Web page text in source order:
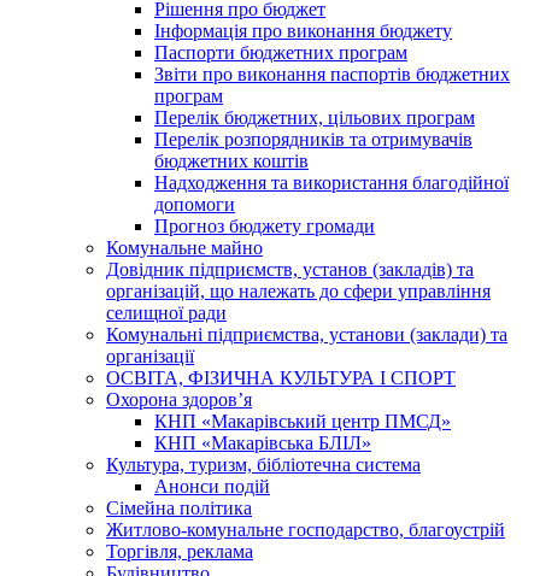
Рішення про бюджет
Інформація про виконання бюджету
Паспорти бюджетних програм
Звіти про виконання паспортів бюджетних
програм
Перелік бюджетних, цільових програм
Перелік розпорядників та отримувачів
бюджетних коштів
Надходження та використання благодійної
допомоги
Прогноз бюджету громади
Комунальне майно
Довідник підприємств, установ (закладів) та
організацій, що належать до сфери управління
селищної ради
Комунальні підприємства, установи (заклади) та
організації
ОСВІТА, ФІЗИЧНА КУЛЬТУРА І СПОРТ
Охорона здоров’я
КНП «Макарівський центр ПМСД»
КНП «Макарівська БЛІЛ»
Культура, туризм, бібліотечна система
Анонси подій
Сімейна політика
Житлово-комунальне господарство, благоустрій
Торгівля, реклама